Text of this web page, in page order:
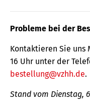
Probleme bei der
Kontaktieren Sie uns
16 Uhr unter der
bestellung@vzhh.de.
Stand vom Dienstag,